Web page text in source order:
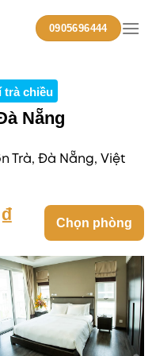
0905696444
trà chiều
Nẵng
Trà, Đà Nẵng, Việt
₫ Chọn phòng